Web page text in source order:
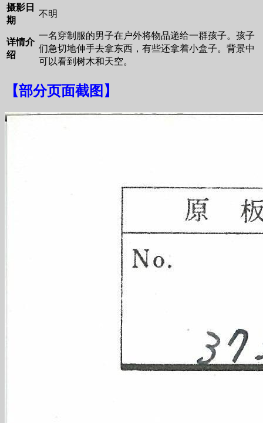
摄影日
期
不明
详情介
绍
一名穿制服的男子在户外将物品递给一群孩子。孩子
们急切地伸手去拿东西，有些还拿着小盒子。背景中
可以看到树木和天空。
【部分页面截图 】